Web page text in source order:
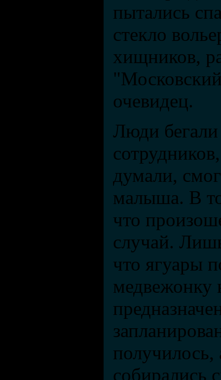
пытались
стекло
хищников,
очевидец.
Люди бегали
думали,
малыша. В
что
случай.
что ягуары
медвежонку
собирались